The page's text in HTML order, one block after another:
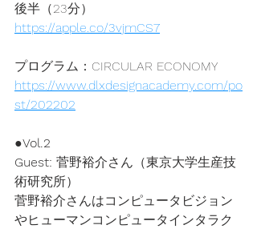
後半（23分）
https://apple.co/3vjmCS7
プログラム：CIRCULAR ECONOMY
https://www.dlxdesignacademy.com/po
st/202202
●Vol.2
Guest: 菅野裕介さん（東京大学生産技
術研究所）
菅野裕介さんはコンピュータビジョン
やヒューマンコンピュータインタラク